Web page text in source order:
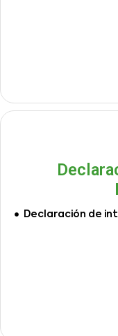
Declaración de